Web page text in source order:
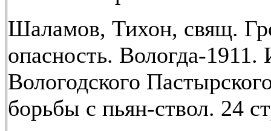
Шаламов, Тихон, свящ.
опасность. Вологда-1911.
Вологодского
борьбы с пьян-ствол. 24